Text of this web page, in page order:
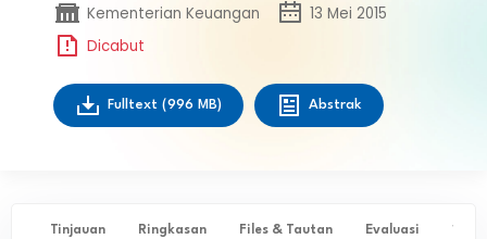
Kementerian Keuangan
13 Mei 2015
Dicabut
Fulltext (996 MB) Abstrak
Tinjauan Ringkasan Files & Tautan Evaluasi ✨